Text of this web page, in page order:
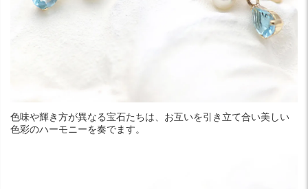
色味や輝き方が異なる宝石たちは、お互いを引き立て合い美しい
色彩のハーモニーを奏でます。